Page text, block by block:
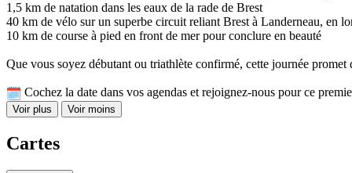
1,5 km de natation dans les eaux de la rade de Brest
40 km de vélo sur un superbe circuit reliant Brest à Landerneau, en
10 km de course à pied en front de mer pour conclure en beauté
Que vous soyez débutant ou triathlète confirmé, cette journée promet
Cochez la date dans vos agendas et rejoignez-nous pour ce
Voir plus Voir moins
Cartes